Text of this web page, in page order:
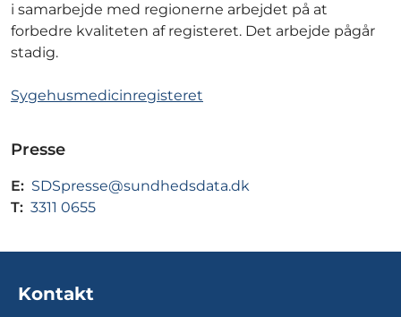
i samarbejde med regionerne arbejdet på at
forbedre kvaliteten af registeret. Det arbejde pågår
stadig.
Sygehusmedicinregisteret
Presse
E: SDSpresse@sundhedsdata.dk
T: 3311 0655
Kontakt